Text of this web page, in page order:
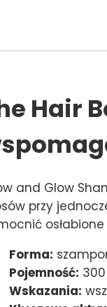
Hair
and Glow
przy
Forma:
Pojemność:
Wskazania: